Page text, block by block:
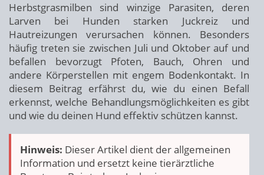
Herbstgrasmilben sind winzige Parasiten, deren
Larven bei Hunden starken Juckreiz und
Hautreizungen verursachen können. Besonders
häufig treten sie zwischen Juli und Oktober auf und
befallen bevorzugt Pfoten, Bauch, Ohren und
andere Körperstellen mit engem Bodenkontakt. In
diesem Beitrag erfährst du, wie du einen Befall
erkennst, welche Behandlungsmöglichkeiten es gibt
und wie du deinen Hund effektiv schützen kannst.
Hinweis: Dieser Artikel dient der allgemeinen
Information und ersetzt keine tierärztliche